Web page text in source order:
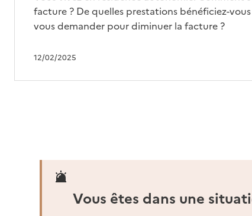
12/02/2025
facture ? De quelles prestations bénéficiez-
vous demander pour diminuer la facture ?
Vous êtes dans une